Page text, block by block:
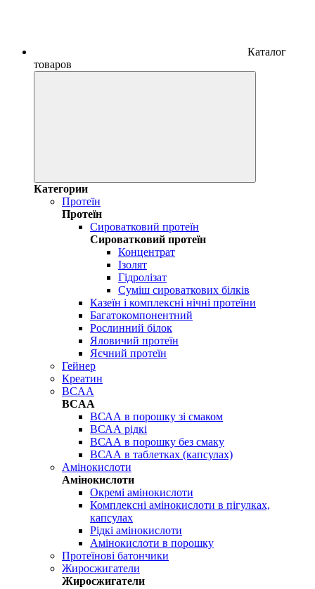
Каталог
товаров
Категории
Протеїн
Протеїн
Сироватковий протеїн
Сироватковий протеїн
Концентрат
Ізолят
Гідролізат
Суміш сироваткових білків
Казеїн і комплексні нічні протеїни
Багатокомпонентний
Рослинний білок
Яловичий протеїн
Яєчний протеїн
Гейнер
Креатин
BCAA
BCAA
ВСАА в порошку зі смаком
ВСАА рідкі
ВСАА в порошку без смаку
ВСАА в таблетках (капсулах)
Амінокислоти
Амінокислоти
Окремі амінокислоти
Комплексні амінокислоти в пігулках,
капсулах
Рідкі амінокислоти
Амінокислоти в порошку
Протеїнові батончики
Жиросжигатели
Жиросжигатели